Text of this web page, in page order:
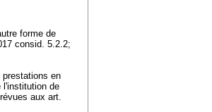
forme de
consid. 5.2.2;
prestations en
l'institution de
aux art.